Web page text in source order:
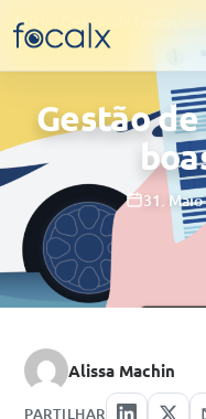
Início Gestão de frotas
Gestão
31.
Alissa Machin
PARTILHAR